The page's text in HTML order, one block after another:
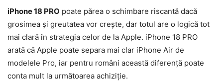
iPhone 18 PRO poate părea o schimbare riscantă dacă
grosimea și greutatea vor crește, dar totul are o logică tot
mai clară în strategia celor de la Apple. iPhone 18 PRO
arată că Apple poate separa mai clar iPhone Air de
modelele Pro, iar pentru români această diferență poate
conta mult la următoarea achiziție.